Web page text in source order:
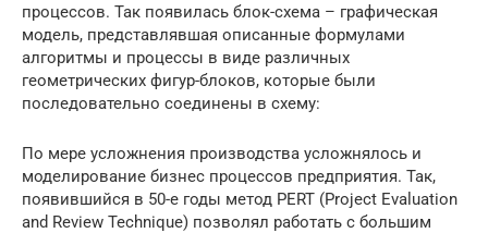
процессов. Так появилась блок-схема – графическая
модель, представлявшая описанные формулами
алгоритмы и процессы в виде различных
геометрических фигур-блоков, которые были
последовательно соединены в схему:
По мере усложнения производства усложнялось и
моделирование бизнес процессов предприятия. Так,
появившийся в 50-е годы метод PERT (Project Evaluation
and Review Technique) позволял работать с большим